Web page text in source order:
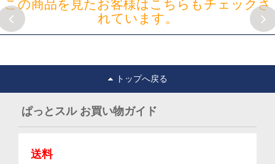
この商品を見たお客様はこちらもチェックさ
れています。
トップへ戻る
ぱっとスル お買い物ガイド
送料